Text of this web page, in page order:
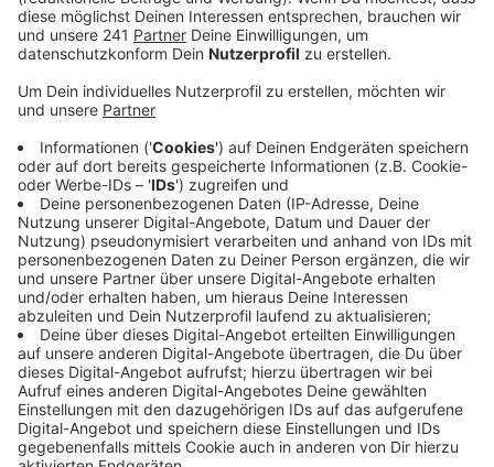
solchen soll es bald auch für die Bergischen Kreise
geben. Dafür setzt sich jetzt ein Bündnis ein.
Veröffentlicht:Mittwoch, 15.07.2020 16:47
Anzeige
Das Bergische Land braucht dafür einen eigenen
Ernährungsrat, so ein Sprecher des Bündnisses. Denn
bisher gibt es solche Räte vor allem in Städten wie
Köln, Bonn oder Wuppertal. Die beziehen das
Bergische zwar mit ein, aber primär als Produzent,
nicht als Verbraucher.
Der Ernährungsrat soll beispielsweise Lieferketten
nachvollziehbar machen und auch die Regionalität
bekannter machen. Das soll durch